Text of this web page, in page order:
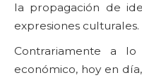
la propagación de
expresiones culturales.
Contrariamente a
económico, hoy en